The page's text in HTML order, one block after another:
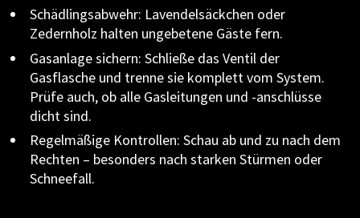
Schädlingsabwehr: Lavendelsäckchen oder
Zedernholz halten ungebetene Gäste fern.
Gasanlage sichern: Schließe das Ventil der
Gasflasche und trenne sie komplett vom System.
Prüfe auch, ob alle Gasleitungen und -anschlüsse
dicht sind.
Regelmäßige Kontrollen: Schau ab und zu nach dem
Rechten – besonders nach starken Stürmen oder
Schneefall.